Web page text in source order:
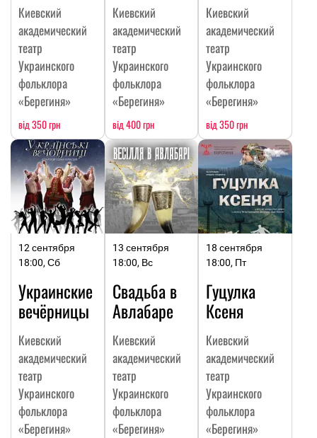
Киевский
академический
театр
Украинского
фольклора
«Берегиня»
від 350 грн
Киевский
академический
театр
Украинского
фольклора
«Берегиня»
від 400 грн
Киевский
академический
театр
Украинского
фольклора
«Берегиня»
від 350 грн
12 сентября
18:00, Сб
Украинские
вечёрницы
Киевский
академический
театр
Украинского
фольклора
«Берегиня»
13 сентября
18:00, Вс
Свадьба в
Авлабаре
Киевский
академический
театр
Украинского
фольклора
«Берегиня»
18 сентября
18:00, Пт
Гуцулка
Ксеня
Киевский
академический
театр
Украинского
фольклора
«Берегиня»